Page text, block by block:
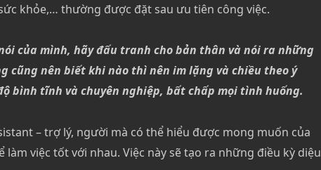
khỏe,… thường được đặt sau ưu tiên công việc.
của mình, hãy đấu tranh cho bản thân và nói ra những
cũng nên biết khi nào thì nên im lặng và chiều theo ý
bình tĩnh và chuyên nghiệp, bất chấp mọi tình huống.
– trợ lý, người mà có thể hiểu được mong muốn của
việc tốt với nhau. Việc này sẽ tạo ra những điều kỳ diệu